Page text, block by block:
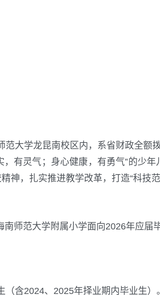
范大学龙昆南校区内，系省财政全
有灵气；身心健康，有勇气”的少
，扎实推进教学改革，打造“科技
师范大学附属小学面向2026年应届
（含2024、2025年择业期内毕业生）。